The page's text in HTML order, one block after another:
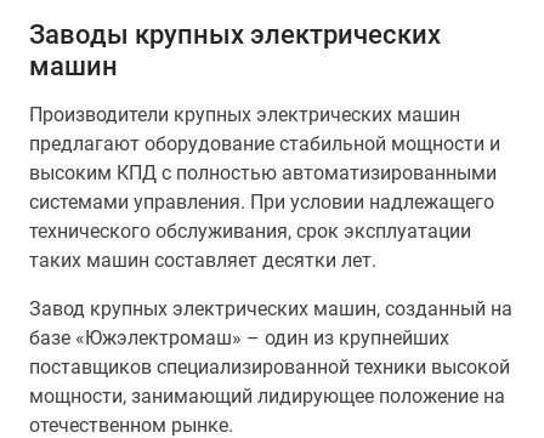
Заводы крупных электрических
машин
Производители крупных электрических машин
предлагают оборудование стабильной мощности и
высоким КПД с полностью автоматизированными
системами управления. При условии надлежащего
технического обслуживания, срок эксплуатации
таких машин составляет десятки лет.
Завод крупных электрических машин, созданный на
базе «Южэлектромаш» – один из крупнейших
поставщиков специализированной техники высокой
мощности, занимающий лидирующее положение на
отечественном рынке.